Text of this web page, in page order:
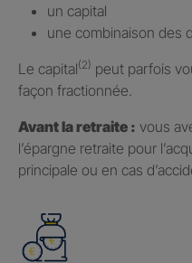
un capital
une combinaison des
Le capital(2) peut parfois
façon fractionnée.
Avant la retraite : vous
l’épargne retraite pour
principale ou en cas